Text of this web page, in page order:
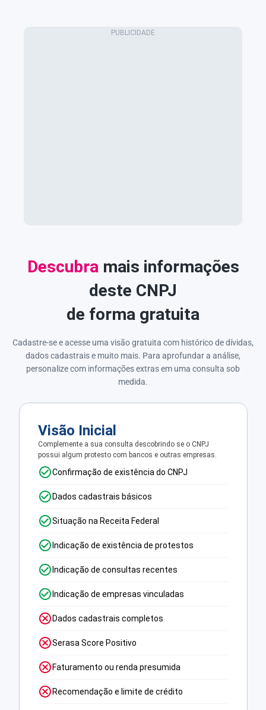
Descubramais informações
deste CNPJ
de forma gratuita
Cadastre-se e acesse uma visão gratuita com histórico de dívidas,
dados cadastrais e muito mais. Para aprofundar a análise,
personalize com informações extras em uma consulta sob
medida.
Visão Inicial
Complemente a sua consulta descobrindo se o CNPJ
possui algum protesto com bancos e outras empresas.
Confirmação de existência do CNPJ
Dados cadastrais básicos
Situação na Receita Federal
Indicação de existência de protestos
Indicação de consultas recentes
Indicação de empresas vinculadas
Dados cadastrais completos
Serasa Score Positivo
Faturamento ou renda presumida
Recomendação e limite de crédito